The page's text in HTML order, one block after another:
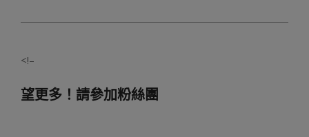
<!–
望更多！請參加粉絲團